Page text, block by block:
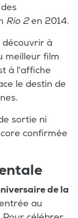
Rio 2en 2014.
à
meilleur film
à l'affiche
le destin de
sortie ni
confirmée
de la
au